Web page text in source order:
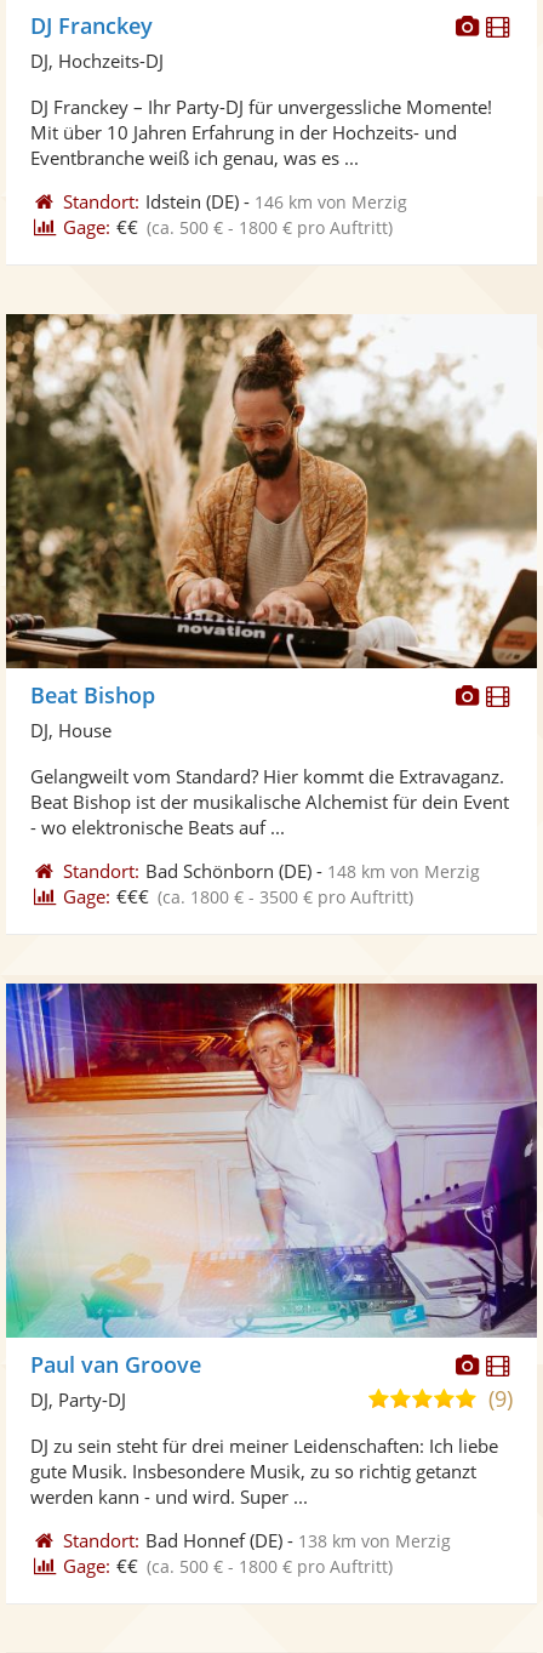
Fotos
DJ Franckey
DJ, Hochzeits-DJ
DJ Franckey – Ihr Party-DJ für unvergessliche Momente!
Mit über 10 Jahren Erfahrung in der Hochzeits- und
Eventbranche weiß ich genau, was es ...
Standort: Idstein (DE) - 146 km von Merzig
Gage: €€ (ca. 500 € - 1800 € pro Auftritt)
Fotos
Beat Bishop
DJ, House
Gelangweilt vom Standard? Hier kommt die Extravaganz.
Beat Bishop ist der musikalische Alchemist für dein Event
- wo elektronische Beats auf ...
Standort: Bad Schönborn (DE) - 148 km von Merzig
Gage: €€€ (ca. 1800 € - 3500 € pro Auftritt)
Fotos
Paul van Groove
5,0
5
(9)
DJ, Party-DJ
DJ zu sein steht für drei meiner Leidenschaften: Ich liebe
gute Musik. Insbesondere Musik, zu so richtig getanzt
werden kann - und wird. Super ...
Standort: Bad Honnef(DE) - 138 km von Merzig
Gage: €€ (ca. 500 € - 1800 € pro Auftritt)